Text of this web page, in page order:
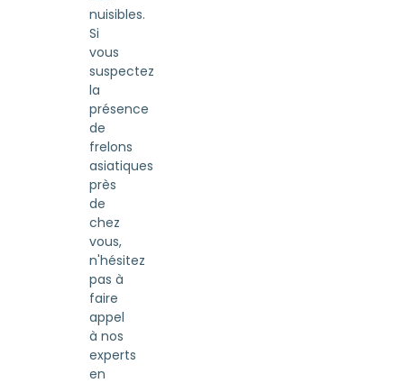
nuisibles.
Si
vous
suspectez
la
présence
de
frelons
asiatiques
près
de
chez
vous,
n'hésitez
pas à
faire
appel
à nos
experts
en